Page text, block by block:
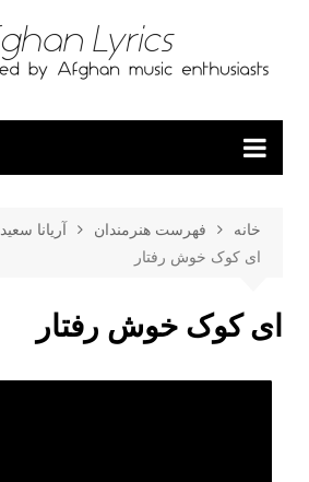
خانه فهرست هنرمندان
آریانا سعید
ای کوک خوش رفتار
ای کوک خوش رفتار